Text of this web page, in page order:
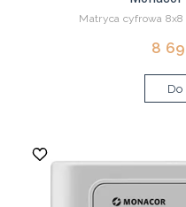
Matryca cyfrowa
8
Do